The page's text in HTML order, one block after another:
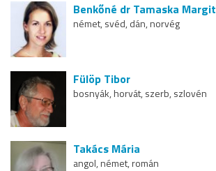
Benkőné dr Tamaska Margit
német, svéd, dán, norvég
Fülöp Tibor
bosnyák, horvát, szerb, szlovén
Takács Mária
angol, német, román